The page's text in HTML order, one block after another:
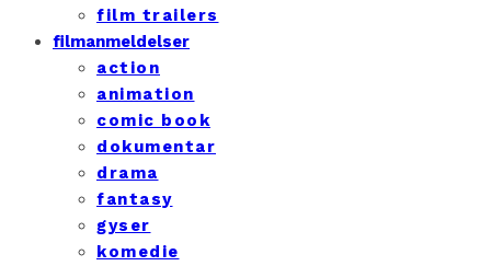
film trailers
filmanmeldelser
action
animation
comic book
dokumentar
drama
fantasy
gyser
komedie